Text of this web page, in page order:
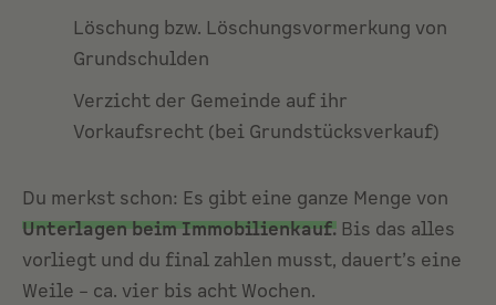
Löschung bzw. Löschungsvormerkung von
Grundschulden
Verzicht der Gemeinde auf ihr
Vorkaufsrecht (bei Grundstücksverkauf)
Du merkst schon: Es gibt eine ganze Menge von
Unterlagen beim Immobilienkauf. Bis das alles
vorliegt und du final zahlen musst, dauert’s eine
Weile – ca. vier bis acht Wochen.